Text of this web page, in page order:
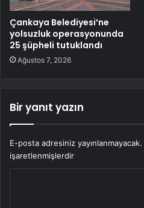
Çankaya Belediyesi’ne
yolsuzluk operasyonunda
25 şüpheli tutuklandı
Ağustos 7, 2026
Bir yanıt yazın
E-posta adresiniz yayınlanmayacak.
işaretlenmişlerdir